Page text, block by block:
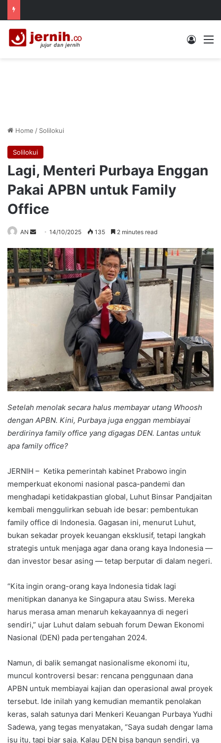
Log In
Home / Solilokui
Solilokui
Lagi, Menteri Purbaya Enggan
Pakai APBN untuk Family
Office
AN
Send
email
14/10/2025 135 2 minutes read
Setelah menolak secara halus membayar utang Whoosh
dengan APBN. Kini, Purbaya juga enggan membiayai
berdirinya family office yang digagas DEN. Lantas untuk
apa family office?
JERNIH – Ketika pemerintah kabinet Prabowo ingin
memperkuat ekonomi nasional pasca-pandemi dan
menghadapi ketidakpastian global, Luhut Binsar Pandjaitan
kembali menggulirkan sebuah ide besar: pembentukan
family office di Indonesia. Gagasan ini, menurut Luhut,
bukan sekadar proyek keuangan eksklusif, tetapi langkah
strategis untuk menjaga agar dana orang kaya Indonesia —
dan investor besar asing — tetap berputar di dalam negeri.
“Kita ingin orang-orang kaya Indonesia tidak lagi
menitipkan dananya ke Singapura atau Swiss. Mereka
harus merasa aman menaruh kekayaannya di negeri
sendiri,” ujar Luhut dalam sebuah forum Dewan Ekonomi
Nasional (DEN) pada pertengahan 2024.
Namun, di balik semangat nasionalisme ekonomi itu,
muncul kontroversi besar: rencana penggunaan dana
APBN untuk membiayai kajian dan operasional awal proyek
tersebut. Ide inilah yang kemudian memantik penolakan
keras, salah satunya dari Menkeri Keuangan Purbaya Yudhi
Sadewa, yang tegas menyatakan, “Saya sudah dengar lama
isu itu, tapi biar saja. Kalau DEN bisa bangun sendiri, ya